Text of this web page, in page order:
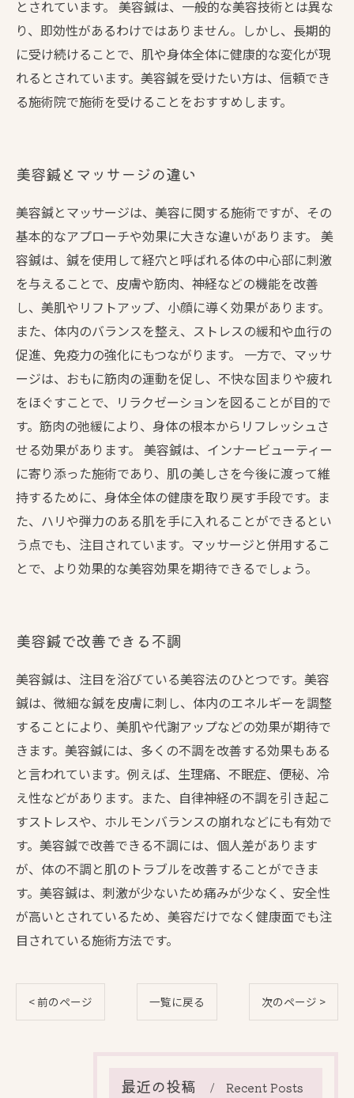
とされています。 美容鍼は、一般的な美容技術とは異な
り、即効性があるわけではありません。しかし、長期的
に受け続けることで、肌や身体全体に健康的な変化が現
れるとされています。美容鍼を受けたい方は、信頼でき
る施術院で施術を受けることをおすすめします。
美容鍼とマッサージの違い
美容鍼とマッサージは、美容に関する施術ですが、その
基本的なアプローチや効果に大きな違いがあります。 美
容鍼は、鍼を使用して経穴と呼ばれる体の中心部に刺激
を与えることで、皮膚や筋肉、神経などの機能を改善
し、美肌やリフトアップ、小顔に導く効果があります。
また、体内のバランスを整え、ストレスの緩和や血行の
促進、免疫力の強化にもつながります。 一方で、マッサ
ージは、おもに筋肉の運動を促し、不快な固まりや疲れ
をほぐすことで、リラクゼーションを図ることが目的で
す。筋肉の弛緩により、身体の根本からリフレッシュさ
せる効果があります。 美容鍼は、インナービューティー
に寄り添った施術であり、肌の美しさを今後に渡って維
持するために、身体全体の健康を取り戻す手段です。ま
た、ハリや弾力のある肌を手に入れることができるとい
う点でも、注目されています。マッサージと併用するこ
とで、より効果的な美容効果を期待できるでしょう。
美容鍼で改善できる不調
美容鍼は、注目を浴びている美容法のひとつです。美容
鍼は、微細な鍼を皮膚に刺し、体内のエネルギーを調整
することにより、美肌や代謝アップなどの効果が期待で
きます。美容鍼には、多くの不調を改善する効果もある
と言われています。例えば、生理痛、不眠症、便秘、冷
え性などがあります。また、自律神経の不調を引き起こ
すストレスや、ホルモンバランスの崩れなどにも有効で
す。美容鍼で改善できる不調には、個人差があります
が、体の不調と肌のトラブルを改善することができま
す。美容鍼は、刺激が少ないため痛みが少なく、安全性
が高いとされているため、美容だけでなく健康面でも注
目されている施術方法です。
< 前のページ 一覧に戻る 次のページ >
最近の投稿 Recent Posts